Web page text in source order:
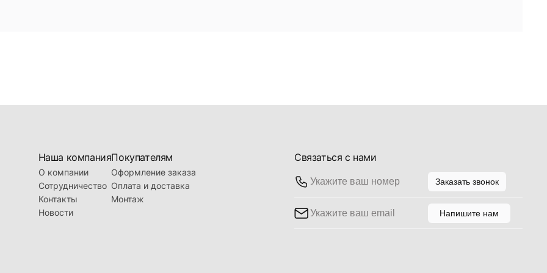
Наша компания
О компании
Сотрудничество
Контакты
Новости
Покупателям
Оформление заказа
Оплата и доставка
Монтаж
Связаться с нами
Заказать звонок
Напишите нам